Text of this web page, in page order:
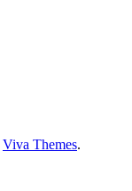
Viva Themes.